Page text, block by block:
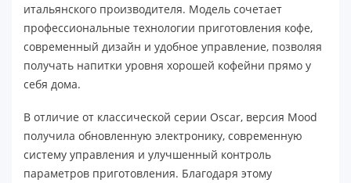
итальянского производителя. Модель сочетает
профессиональные технологии приготовления кофе,
современный дизайн и удобное управление, позволяя
получать напитки уровня хорошей кофейни прямо у
себя дома.
В отличие от классической серии Oscar, версия Mood
получила обновленную электронику, современную
систему управления и улучшенный контроль
параметров приготовления. Благодаря этому